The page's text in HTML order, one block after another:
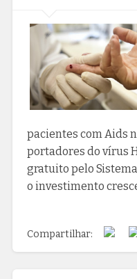
pacientes com Aids
portadores do vírus
gratuito pelo Sistema
o investimento
Compartilhar: